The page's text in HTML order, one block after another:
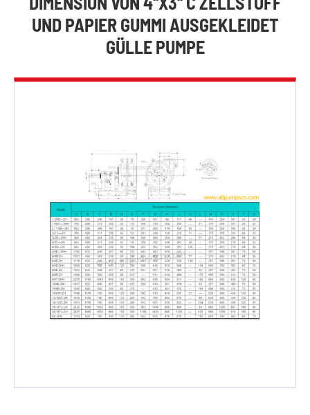
UND PAPIER GUMMI AUSGEKLEIDET
GÜLLE PUMPE